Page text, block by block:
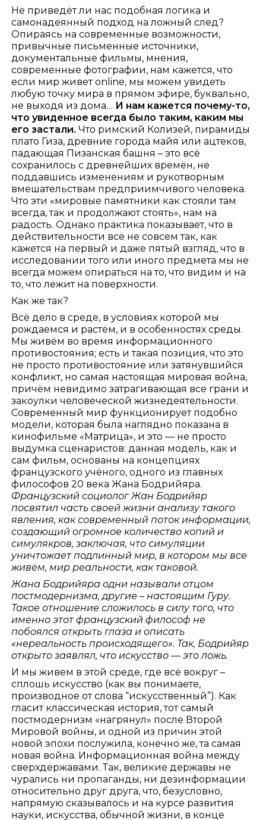
Не приведёт ли нас подобная логика и
самонадеянный подход на ложный след?
Опираясь на современные возможности,
привычные письменные источники,
документальные фильмы, мнения,
современные фотографии, нам кажется, что
если мир живет online, мы можем увидеть
любую точку мира в прямом эфире, буквально,
не выходя из дома… И нам кажется почему-то,
что увиденное всегда было таким, каким мы
его застали. Что римский Колизей, пирамиды
плато Гиза, древние города майя или ацтеков,
падающая Пизанская башня – это всё
сохранилось с древнейших времён, не
поддавшись изменениям и рукотворным
вмешательствам предприимчивого человека.
Что эти «мировые памятники как стояли там
всегда, так и продолжают стоять», нам на
радость. Однако практика показывает, что в
действительности всё не совсем так, как
кажется на первый и даже пятый взгляд, что в
исследовании того или иного предмета мы не
всегда можем опираться на то, что видим и на
то, что лежит на поверхности.
Как же так?
Всё дело в среде, в условиях которой мы
рождаемся и растём, и в особенностях среды.
Мы живём во время информационного
противостояния; есть и такая позиция, что это
не просто противостояние или затянувшийся
конфликт, но самая настоящая мировая война,
причём невидимо затрагивающая все грани и
закоулки человеческой жизнедеятельности.
Современный мир функционирует подобно
модели, которая была наглядно показана в
кинофильме «Матрица», и это — не просто
выдумка сценаристов: данная модель, как и
сам фильм, основаны на концепциях
французского учёного, одного из главных
философов 20 века Жана Бодрийяра.
Французский социолог Жан Бодрийяр
посвятил часть своей жизни анализу такого
явления, как современный поток информации,
создающий огромное количество копий и
симулякров, заключая, что симуляции
уничтожает подлинный мир, в котором мы все
живём, мир реальности, как таковой.
Жана Бодрийяра одни называли отцом
постмодернизма, другие – настоящим Гуру.
Такое отношение сложилось в силу того, что
именно этот французский философ не
побоялся открыть глаза и описать
«нереальность происходящего». Так, Бодрийяр
открыто заявлял, что искусство — это ложь.
И мы живем в этой среде, где всё вокруг –
сплошь искусство (как вы понимаете,
производное от слова “искусственный”). Как
гласит классическая история, тот самый
постмодернизм «нагрянул» после Второй
Мировой войны, и одной из причин этой
новой эпохи послужила, конечно же, та самая
новая война. Информационная война между
сверхдержавами. Так, великие державы не
чурались ни пропаганды, ни дезинформации
относительно друг друга, что, безусловно,
напрямую сказывалось и на курсе развития
науки, искусства, обычной жизни, в конце